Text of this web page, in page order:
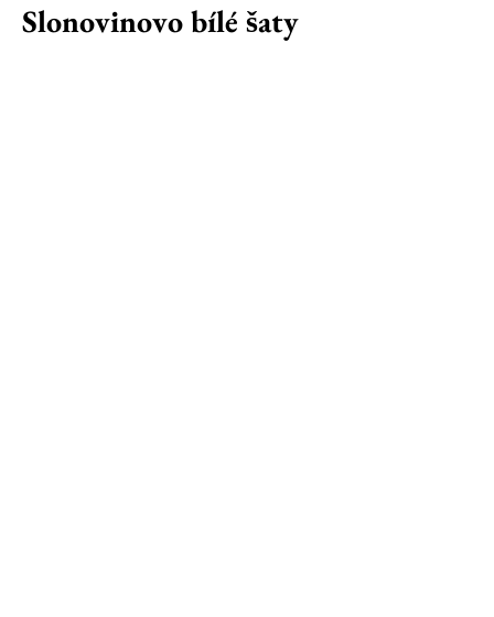
Slonovinovo bílé šaty